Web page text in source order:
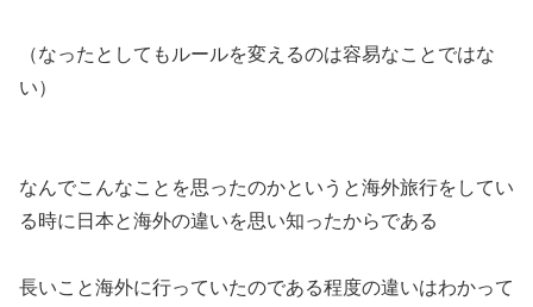
（なったとしてもルールを変えるのは容易なことではな
い）
なんでこんなことを思ったのかというと海外旅行をしてい
る時に日本と海外の違いを思い知ったからである
長いこと海外に行っていたのである程度の違いはわかって